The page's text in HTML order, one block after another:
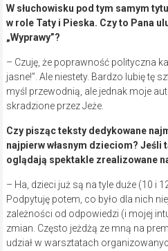
W słuchowisku pod tym samym
w role Taty i Pieska. Czy to Pana
„Wyprawy”?
– Czuję, że poprawność polityczna
jasne!”. Ale niestety. Bardzo lubię tę
myśl przewodnią, ale jednak moje
skradzione przez Jeże.
Czy pisząc teksty dedykowane
najpierw własnym dzieciom? Jeśli
oglądają spektakle zrealizowane
– Ha, dzieci już są na tyle duże (10 i
Podpytuję potem, co było dla nich
zależności od odpowiedzi (i mojej
zmian. Często jeżdżą ze mną na
udział w warsztatach